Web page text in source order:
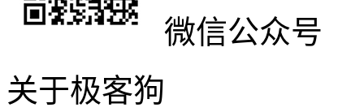
微信公众号
关于极客狗